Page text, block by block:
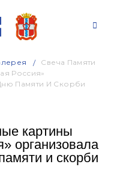
Свеча Памяти
Россия»
Памяти И Скорби
картины
организовала
и скорби